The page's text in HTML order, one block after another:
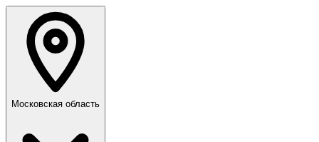
Московская область